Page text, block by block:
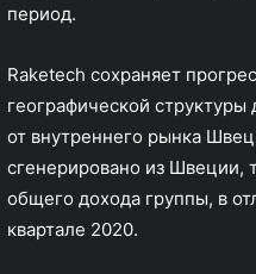
период.
Raketech сохраняет
географической структуры
от внутреннего рынка
сгенерировано из Швеции,
общего дохода группы, в
квартале 2020.